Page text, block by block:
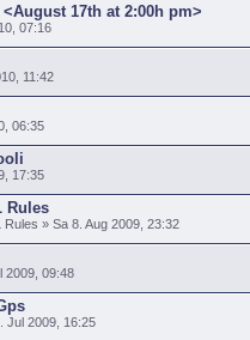
17th at 2:00h pm>
07:16
11:42
06:35
17:35
Rules
» Sa 8. Aug 2009, 23:32
2009, 09:48
Jul 2009, 16:25